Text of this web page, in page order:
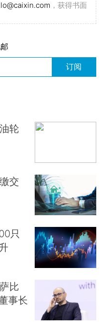
，获得书面
订阅
轮
交
只
比
事长